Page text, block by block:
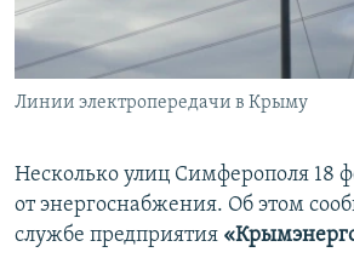
ПОБЕДИТЕЛЕЙ НЕ СУДЯТ?
КРЫМ.НЕПОКОРЕННЫЙ
ELIFBE
ПРИСОЕДИНЯЙТЕСЬ!
Все сайты RFE/RL
Линии электропередачи в Крыму
Несколько улиц Симферополя 18
от энергоснабжения. Об этом
службе предприятия